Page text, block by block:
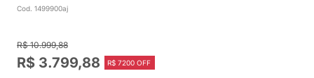
Cod. 1499900aj
R$ 10.999,88
R$ 3.799,88 R$ 7200 OFF